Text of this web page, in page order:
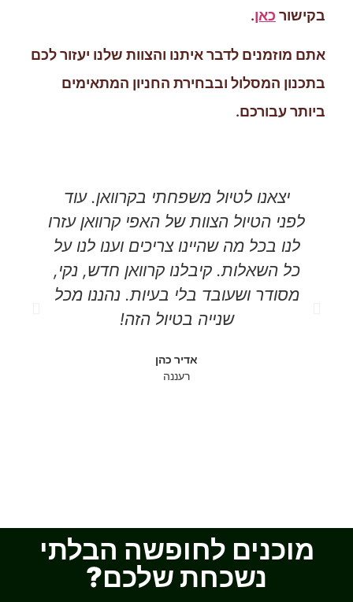
בקישור כאן.
אתם מוזמנים לדבר איתנו והצוות שלנו יעזור לכם
בתכנון המסלול ובבחירת החניון המתאימים
ביותר עבורכם.
יצאנו לטיול משפחתי בקרוואן. עוד
לפני הטיול הצוות של האפי קרוואן עזרו
לנו בכל מה שהיינו צריכים וענו לנו על
כל השאלות. קיבלנו קרוואן חדש, נקי,
מסודר ושעובד בלי בעיות. נהננו מכל
שנייה בטיול הזה!
אדיר כהן
רעננה
מוכנים לחופשה הבלתי
נשכחת שלכם?